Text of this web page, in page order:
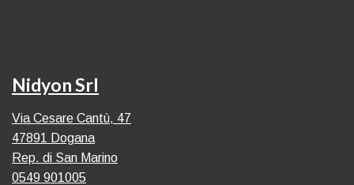
Nidyon Srl
Via Cesare Cantù, 47
47891 Dogana
Rep. di San Marino
0549 901005